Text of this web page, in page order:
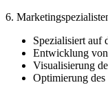
6.
Spezialisiert auf
Entwicklung
Visualisierung
Optimierung